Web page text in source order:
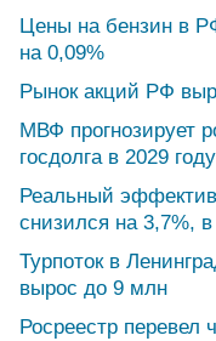
Цены на бензин в
на 0,09%
Рынок акций РФ
МВФ прогнозирует
госдолга в 2029
Реальный
снизился на 3,7%,
Турпоток в
вырос до 9 млн
Росреестр перевел